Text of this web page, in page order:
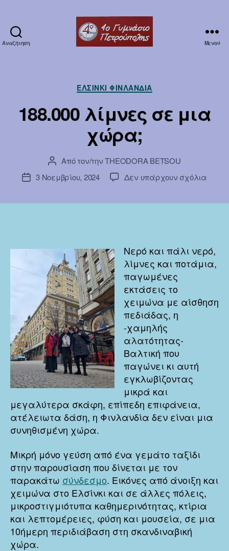
Αναζήτηση Μενού
Κατηγορίες
ΕΛΣΊΝΚΙ ΦΙΝΛΑΝΔΊΑ
188.000 λίμνες σε μια
χώρα;
Συντάκτης
άρθρου
Από τον/τηνTHEODORA BETSOU
Ημ.3 Νοεμβρίου, 2024 Δεν υπάρχουν σχόλιαστο
Νερό και πάλι νερό,
λίμνες και ποτάμια,
παγωμένες
εκτάσεις το
χειμώνα με αίσθηση
πεδιάδας, η
-χαμηλής
αλατότητας-
Βαλτική που
παγώνει κι αυτή
εγκλωβίζοντας
μικρά και
μεγαλύτερα σκάφη, επίπεδη επιφάνεια,
ατέλειωτα δάση, η Φινλανδία δεν είναι μια
συνηθισμένη χώρα.
Μικρή μόνο γεύση από ένα γεμάτο ταξίδι
στην παρουσίαση που δίνεται με τον
παρακάτω σύνδεσμο. Εικόνες από άνοιξη και
χειμώνα στο Ελσίνκι και σε άλλες πόλεις,
μικροστιγμιότυπα καθημερινότητας, κτίρια
και λεπτομέρειες, φύση και μουσεία, σε μια
10ήμερη περιδιάβαση στη σκανδιναβική
χώρα.